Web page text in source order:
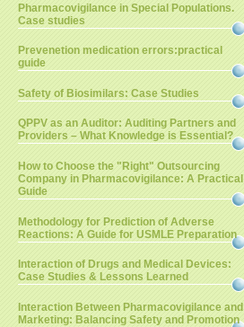
Pharmacovigilance in Special Populations.
Case studies
Prevenetion medication errors:practical
guide
Safety of Biosimilars: Case Studies
QPPV as an Auditor: Auditing Partners and
Providers – What Knowledge is Essential?
How to Choose the "Right" Outsourcing
Company in Pharmacovigilance: A Practical
Guide
Methodology for Prediction of Adverse
Reactions: A Guide for USMLE Preparation
Interaction of Drugs and Medical Devices:
Case Studies & Lessons Learned
Interaction Between Pharmacovigilance and
Marketing: Balancing Safety and Promotion